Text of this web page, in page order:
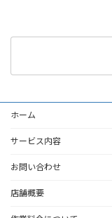
ホーム
サービス内容
お問い合わせ
店舗概要